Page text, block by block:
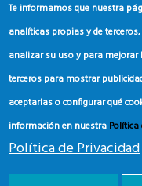
Te informamos que nuestra
analíticas propias y de
analizar su uso y para mejorar
terceros para mostrar
aceptarlas o configurar qué
información en nuestra
Política de Privacidad